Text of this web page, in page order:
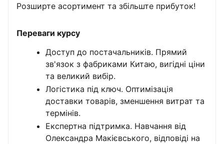
Розширте асортимент та збільште прибуток!
Переваги курсу
Доступ до постачальників. Прямий
зв'язок з фабриками Китаю, вигідні ціни
та великий вибір.
Логістика під ключ. Оптимізація
доставки товарів, зменшення витрат та
термінів.
Експертна підтримка. Навчання від
Олександра Макієвського, відповіді на